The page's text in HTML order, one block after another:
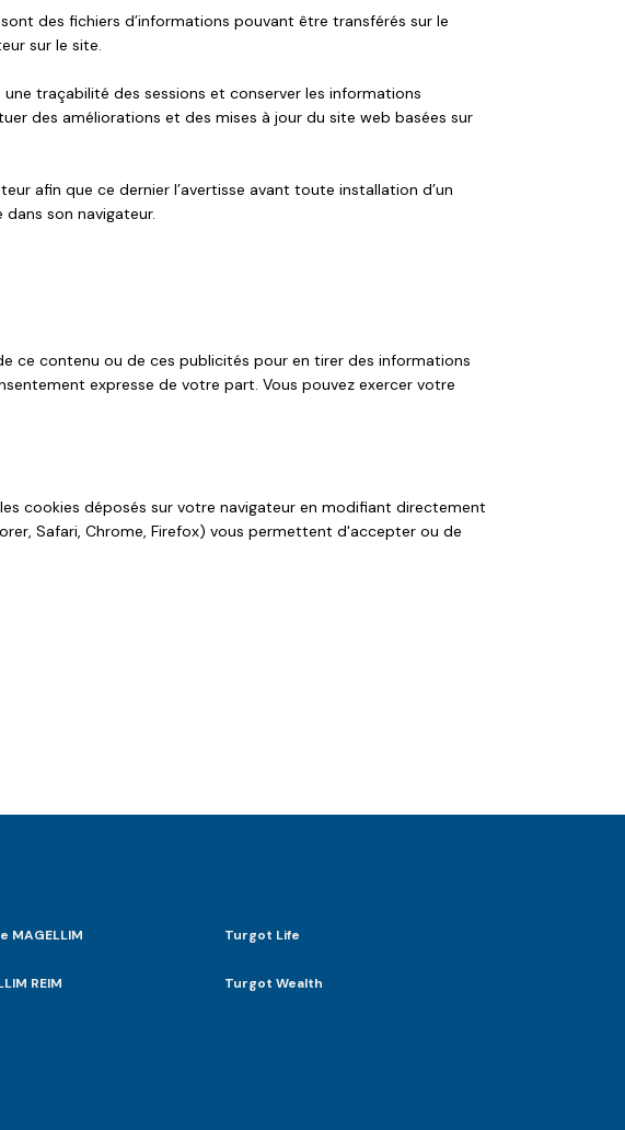
des fichiers d’informations pouvant être transférés sur le
sur le site.
traçabilité des sessions et conserver les informations
des améliorations et des mises à jour du site web basées sur
afin que ce dernier l’avertisse avant toute installation d’un
son navigateur.
ce contenu ou de ces publicités pour en tirer des informations
expresse de votre part. Vous pouvez exercer votre
cookies déposés sur votre navigateur en modifiant directement
Safari, Chrome, Firefox) vous permettent d'accepter ou de
MAGELLIM
REIM
Turgot Life
Turgot Wealth